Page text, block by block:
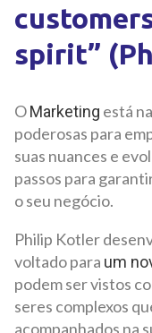
spirit”
OMarketing está
poderosas para
suas nuances e
passos para
o seu negócio.
Philip Kotler
voltado para um
podem ser vistos
seres complexos
acompanhados na